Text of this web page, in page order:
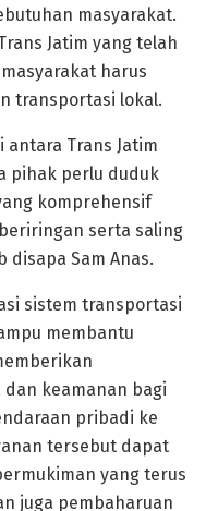
masyarakat.
Jatim yang telah
harus
transportasi lokal.
Trans Jatim
pihak perlu duduk
komprehensif
serta saling
disapa Sam Anas.
sistem transportasi
membantu
keamanan bagi
pribadi ke
tersebut dapat
yang terus
juga pembaharuan